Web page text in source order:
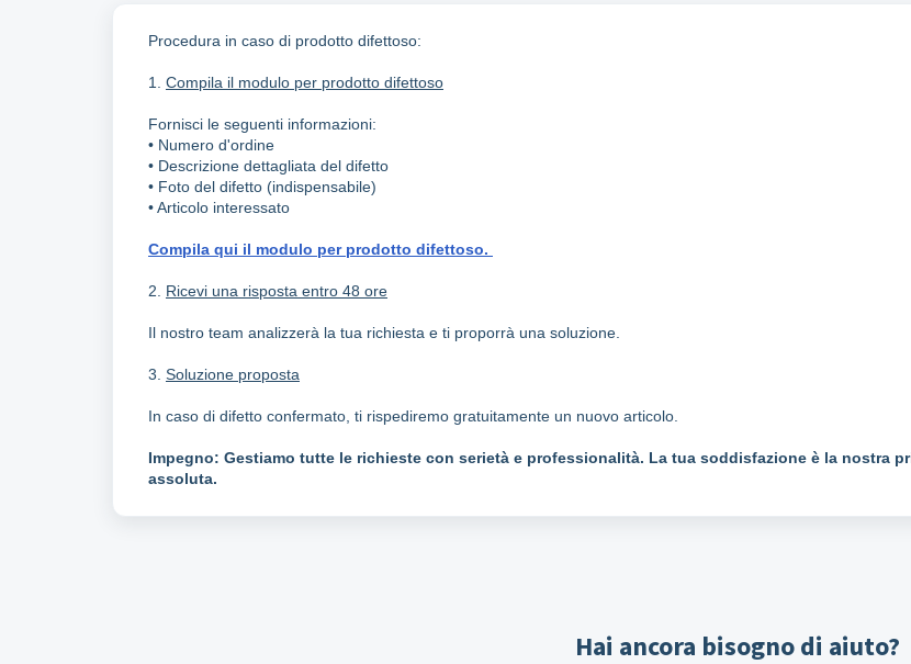
Procedura in caso di prodotto difettoso:
1. Compila il modulo per prodotto difettoso
Fornisci le seguenti informazioni:
• Numero d'ordine
• Descrizione dettagliata del difetto
• Foto del difetto (indispensabile)
• Articolo interessato
Compila qui il modulo per prodotto difettoso.
2. Ricevi una risposta entro 48 ore
Il nostro team analizzerà la tua richiesta e ti proporrà una soluzione.
3. Soluzione proposta
In caso di difetto confermato, ti rispediremo gratuitamente un nuovo articolo.
Impegno: Gestiamo tutte le richieste con serietà e professionalità. La tua soddisfazione è la nostra
assoluta.
Hai ancora bisogno di aiuto?